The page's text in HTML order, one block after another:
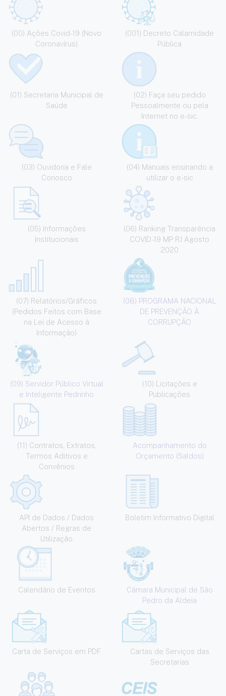
(00) Ações Covid-19 (Novo
Coronavírus)
(001) Decreto Calamidade
Pública
(01) Secretaria Municipal de
Saúde
(02) Faça seu pedido
Pessoalmente ou pela
Internet no e-sic.
(03) Ouvidoria e Fale
Conosco
(04) Manuais ensinando a
utilizar o e-sic
(05) Informações
Institucionais
(06) Ranking Transparência
COVID-19 MP RJ Agosto
2020
(07) Relatórios/Gráficos
(Pedidos Feitos com Base
na Lei de Acesso à
Informação)
(08) PROGRAMA NACIONAL
DE PREVENÇÃO À
CORRUPÇÃO
(09) Servidor Público Virtual
e Inteligente Pedrinho
(10) Licitações e
Publicações
(11) Contratos, Extratos,
Termos Aditivos e
Convênios
Acompanhamento do
Orçamento (Saldos)
API de Dados / Dados
Abertos / Regras de
Utilização
Boletim Informativo Digital
Calendário de Eventos
Câmara Municipal de São
Pedro da Aldeia
Carta de Serviços em PDF
Cartas de Serviços das
Secretarias